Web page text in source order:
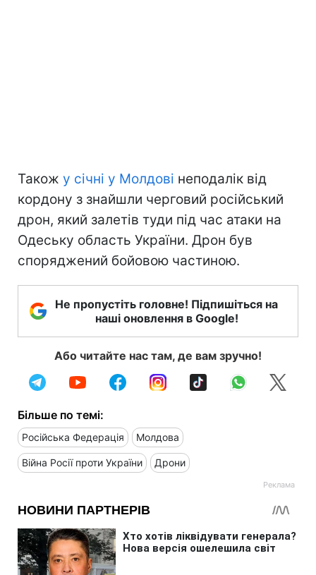
Також у січні у Молдові неподалік від
кордону з знайшли черговий російський
дрон, який залетів туди під час атаки на
Одеську область України. Дрон був
споряджений бойовою частиною.
Не пропустіть головне! Підпишіться на
наші оновлення в Google!
Або читайте нас там, де вам зручно!
Більше по темі:
Російська Федерація Молдова
Війна Росії проти України Дрони